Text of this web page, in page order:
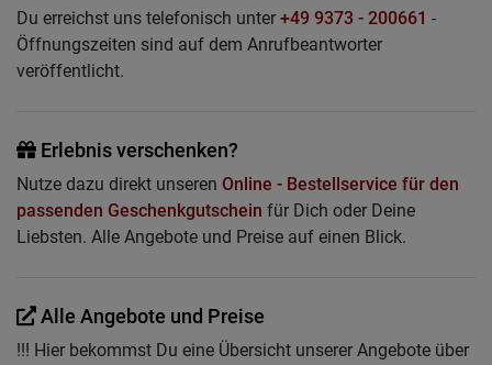
Du erreichst uns telefonisch unter +49 9373 - 200661 -
Öffnungszeiten sind auf dem Anrufbeantworter
veröffentlicht.
Erlebnis verschenken?
Nutze dazu direkt unseren Online - Bestellservice für den
passenden Geschenkgutschein für Dich oder Deine
Liebsten. Alle Angebote und Preise auf einen Blick.
Alle Angebote und Preise
!!! Hier bekommst Du eine Übersicht unserer Angebote über